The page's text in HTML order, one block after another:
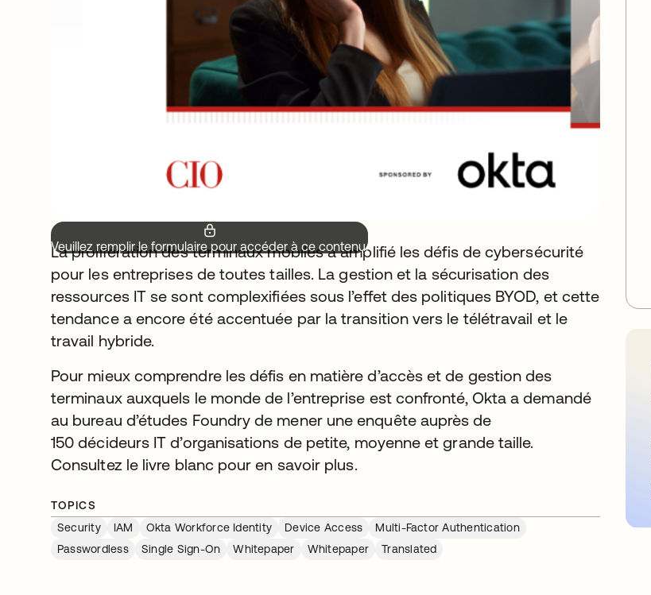
Veuillez remplir le formulaire pour accéder à ce contenu.
La prolifération des terminaux mobiles a amplifié les défis de cybersécurité
pour les entreprises de toutes tailles. La gestion et la sécurisation des
ressources IT se sont complexifiées sous l’effet des politiques BYOD, et cette
tendance a encore été accentuée par la transition vers le télétravail et le
travail hybride.
Pour mieux comprendre les défis en matière d’accès et de gestion des
terminaux auxquels le monde de l’entreprise est confronté, Okta a demandé
au bureau d’études Foundry de mener une enquête auprès de
150 décideurs IT d’organisations de petite, moyenne et grande taille.
Consultez le livre blanc pour en savoir plus.
TOPICS
Security
IAM Okta Workforce Identity Device Access
Multi-Factor Authentication
Passwordless
Single Sign-On Whitepaper Whitepaper Translated